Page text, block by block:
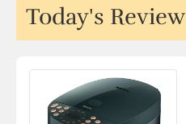
Today's Review